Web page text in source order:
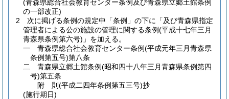
(青森県総合社会教育センター条例及び青森県立郷土館条例
の一部改正)
2
次に掲げる条例の規定中「条例」の下に「及び青森県指定
管理者による公の施設の管理に関する条例(平成十七年三月
青森県条例第六号) 」を加える。
一
青森県総合社会教育センター条例(平成元年三月青森県
条例第五号)第八条
二
青森県立郷土館条例(昭和四十八年三月青森県条例第四
号)第五条
附 則(平成二四年条例第五三号)抄
(施行期日)